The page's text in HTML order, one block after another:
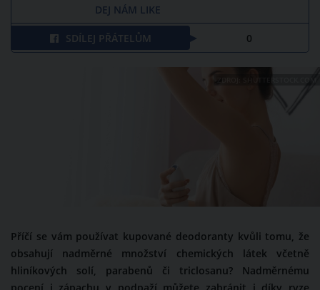
DEJ NÁM LIKE
SDÍLEJ PŘÁTELŮM 0
Příčí se vám používat kupované deodoranty kvůli tomu, že
obsahují nadměrné množství chemických látek včetně
hliníkových solí, parabenů či triclosanu? Nadměrnému